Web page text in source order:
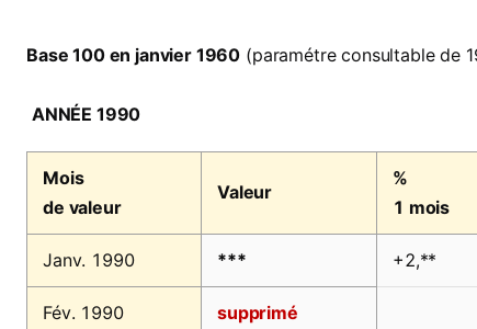
Base 100 en janvier 1960 (paramétre consultable de
ANNÉE 1990
Mois
de valeur
Valeur
%
1 mois
Janv. 1990 *** +2,**
Fév. 1990 supprimé